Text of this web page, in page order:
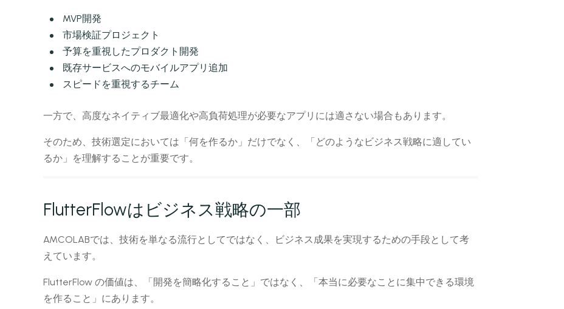
MVP開発
市場検証プロジェクト
予算を重視したプロダクト開発
既存サービスへのモバイルアプリ追加
スピードを重視するチーム
一方で、高度なネイティブ最適化や高負荷処理が必要なアプリには適さない場合もあります。
そのため、技術選定においては「何を作るか」だけでなく、「どのようなビジネス戦略に適してい
るか」を理解することが重要です。
FlutterFlowはビジネス戦略の一部
AMCOLABでは、技術を単なる流行としてではなく、ビジネス成果を実現するための手段として考
えています。
FlutterFlow の価値は、「開発を簡略化すること」ではなく、「本当に必要なことに集中できる環境
を作ること」にあります。